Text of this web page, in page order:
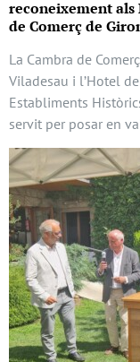
reconeixement als
de Comerç de
La Cambra de
Viladesau i l’Hotel
Establiments
servit per posar en